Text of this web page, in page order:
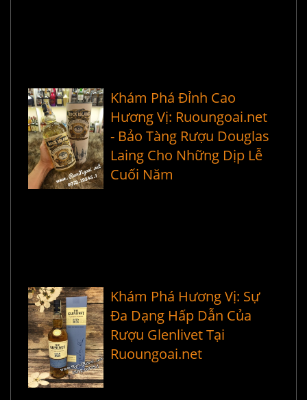
Khám Phá Đỉnh Cao
Hương Vị: Ruoungoai.net
- Bảo Tàng Rượu Douglas
Laing Cho Những Dịp Lễ
Cuối Năm
Khám Phá Hương Vị: Sự
Đa Dạng Hấp Dẫn Của
Rượu Glenlivet Tại
Ruoungoai.net